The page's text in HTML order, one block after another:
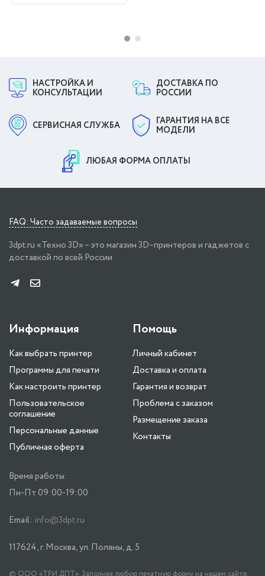
НАСТРОЙКА И
КОНСУЛЬТАЦИИ
ДОСТАВКА ПО
РОССИИ
СЕРВИСНАЯ СЛУЖБА
ГАРАНТИЯ НА ВСЕ
МОДЕЛИ
ЛЮБАЯ ФОРМА ОПЛАТЫ
FAQ: Часто задаваемые вопросы
3dpt.ru «Техно 3D» – это магазин 3D–принтеров и гаджетов с
доставкой по всей России
Информация
Как выбрать принтер
Программы для печати
Как настроить принтер
Пользовательское
соглашение
Персональные данные
Публичная оферта
Помощь
Личный кабинет
Доставка и оплата
Гарантия и возврат
Проблема с заказом
Размещение заказа
Контакты
Время работы:
Пн-Пт 09:00-19:00
Email: info@3dpt.ru
117624, г. Москва, ул. Поляны, д. 5